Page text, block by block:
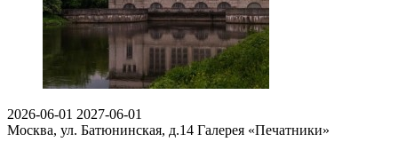
2026-06-01 2027-06-01
Москва, ул. Батюнинская, д.14 Галерея «Печатники»